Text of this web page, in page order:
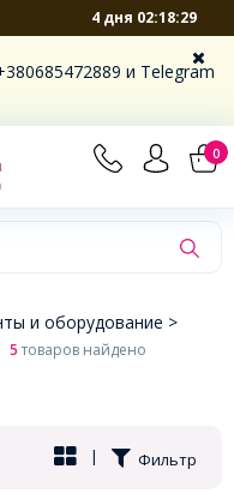
4 дня 02:18:29
и Telegram
0
×
и оборудование >
5товаров найдено
Фильтр
|